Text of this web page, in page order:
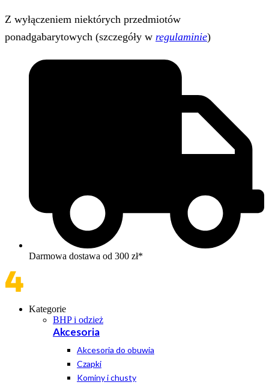
Z wyłączeniem niektórych przedmiotów
ponadgabarytowych (szczegóły w regulaminie)
Darmowa dostawa od 300 zł*
Kategorie
BHP i odzież
Akcesoria
Akcesoria do obuwia
Czapki
Kominy i chusty